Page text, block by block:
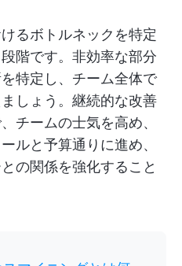
るボトルネックを特定
階です。非効率な部分
特定し、チーム全体で
しょう。継続的な改善
チームの士気を高め、
ルと予算通りに進め、
の関係を強化すること